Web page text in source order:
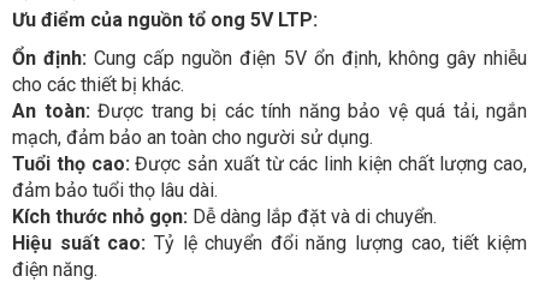
Ưu điểm của nguồn tổ ong 5V LTP:
Ổn định: Cung cấp nguồn điện 5V ổn định, không gây nhiễu
cho các thiết bị khác.
An toàn:Được trang bị các tính năng bảo vệ quá tải, ngắn
mạch, đảm bảo an toàn cho người sử dụng.
Tuổi thọ cao:Được sản xuất từ các linh kiện chất lượng cao,
đảm bảo tuổi thọ lâu dài.
Kích thước nhỏ gọn: Dễ dàng lắp đặt và di chuyển.
Hiệu suất cao: Tỷ lệ chuyển đổi năng lượng cao, tiết kiệm
điện năng.